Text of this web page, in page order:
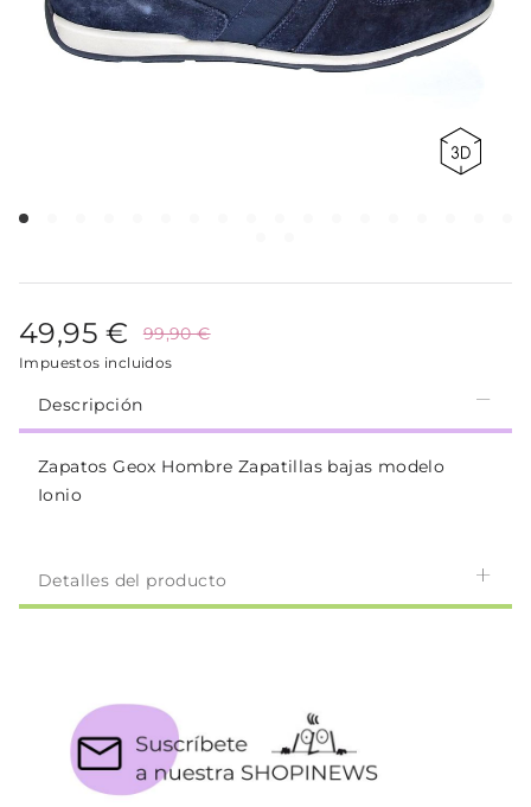
49,95 € 99,90 €
Impuestos incluidos
Descripción
Zapatos Geox Hombre Zapatillas bajas modelo
Ionio
Detalles del producto